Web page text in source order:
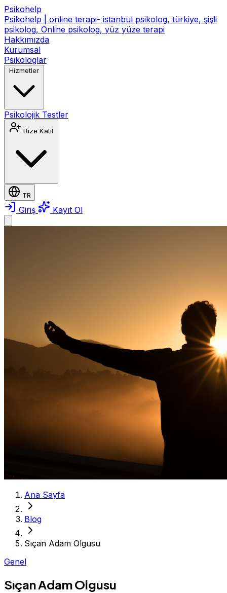
Psikohelp
Psikohelp | online terapi- istanbul psikolog, türkiye, şişli
psikolog, Online psikolog, yüz yüze terapi
Hakkımızda
Kurumsal
Psikologlar
Hizmetler
Psikolojik Testler
Bize Katıl
TR
Giriş Kayıt Ol
Ana Sayfa
Blog
Sıçan Adam Olgusu
Genel
Sıçan Adam Olgusu